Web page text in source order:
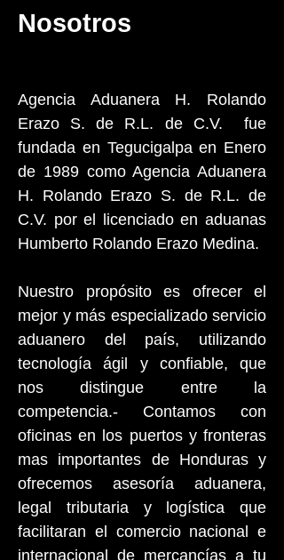
Nosotros
Agencia Aduanera H. Rolando
Erazo S. de R.L. de C.V. fue
fundada en Tegucigalpa en Enero
de 1989 como Agencia Aduanera
H. Rolando Erazo S. de R.L. de
C.V. por el licenciado en aduanas
Humberto Rolando Erazo Medina.
Nuestro propósito es ofrecer el
mejor y más especializado servicio
aduanero del país, utilizando
tecnología ágil y confiable, que
nos distingue entre la
competencia.- Contamos con
oficinas en los puertos y fronteras
mas importantes de Honduras y
ofrecemos asesoría aduanera,
legal tributaria y logística que
facilitaran el comercio nacional e
internacional de mercancías a tu